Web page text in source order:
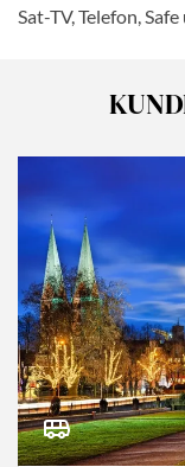
Sat-TV, Telefon,